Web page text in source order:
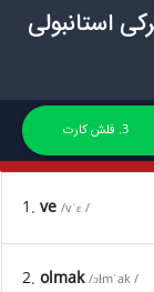
3. فلش کارت
1. ve /vˈɛ /
2. olmak /ɔɫmˈak /